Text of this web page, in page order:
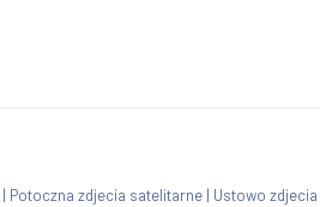
| Potoczna zdjecia satelitarne | Ustowo